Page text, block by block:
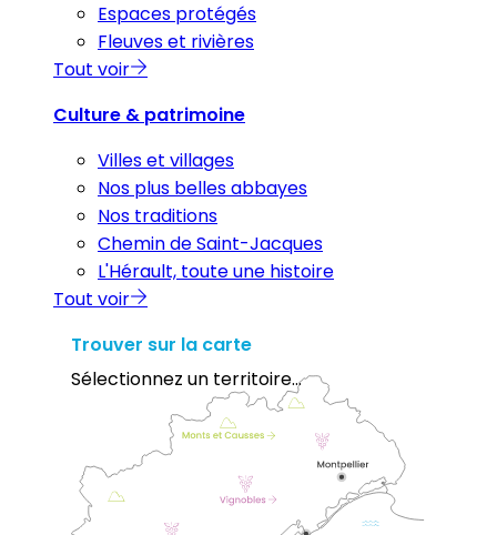
Espaces protégés
Fleuves et rivières
Tout voir
Culture & patrimoine
Villes et villages
Nos plus belles abbayes
Nos traditions
Chemin de Saint-Jacques
L'Hérault, toute une histoire
Tout voir
Trouver sur la carte
Sélectionnez un territoire...